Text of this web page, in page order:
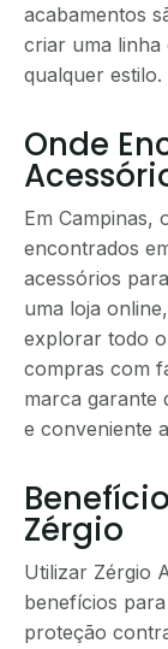
acabamentos
criar uma linha
qualquer estilo.
Onde
Em Campinas,
encontrados
acessórios
uma loja
explorar todo
compras com
marca garante
e conveniente
Zérgio
Utilizar Zérgio
benefícios
proteção